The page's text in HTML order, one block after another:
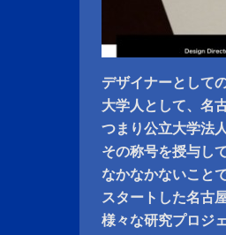
デザイナーとして
大学人として、名
つまり公立大学法
その称号を授与し
なかなかないこと
スタートした名古
様々な研究プロジ